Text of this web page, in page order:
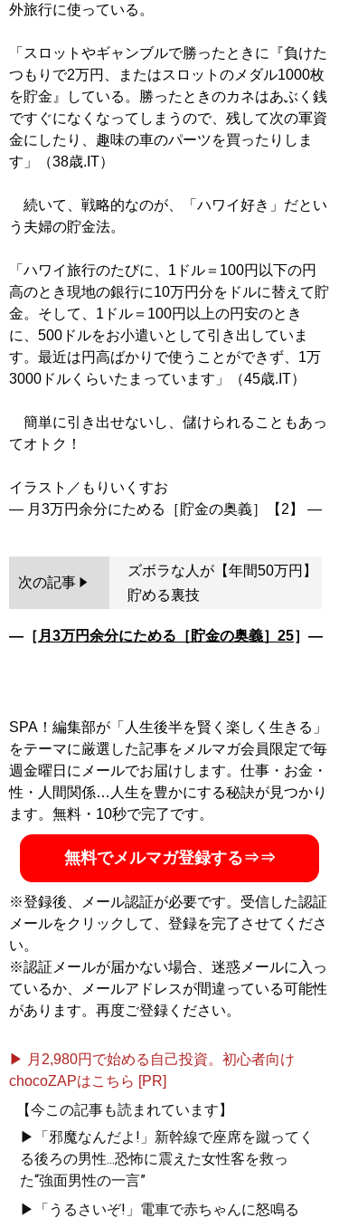
外旅行に使っている。
「スロットやギャンブルで勝ったときに『負けた
つもりで2万円、またはスロットのメダル1000枚
を貯金』している。勝ったときのカネはあぶく銭
ですぐになくなってしまうので、残して次の軍資
金にしたり、趣味の車のパーツを買ったりしま
す」（38歳.IT）
続いて、戦略的なのが、「ハワイ好き」だとい
う夫婦の貯金法。
「ハワイ旅行のたびに、1ドル＝100円以下の円
高のとき現地の銀行に10万円分をドルに替えて貯
金。そして、1ドル＝100円以上の円安のとき
に、500ドルをお小遣いとして引き出していま
す。最近は円高ばかりで使うことができず、1万
3000ドルくらいたまっています」（45歳.IT）
簡単に引き出せないし、儲けられることもあっ
てオトク！
イラスト／もりいくすお
次の記事
ズボラな人が【年間50万円】
貯める裏技
―［ 月3万円余分にためる［貯金の奥義］25］―
SPA！編集部が「人生後半を賢く楽しく生きる」
をテーマに厳選した記事をメルマガ会員限定で毎
週金曜日にメールでお届けします。仕事・お金・
性・人間関係…人生を豊かにする秘訣が見つかり
ます。無料・10秒で完了です。
無料でメルマガ登録する⇒⇒
※登録後、メール認証が必要です。受信した認証
メールをクリックして、登録を完了させてくださ
い。
※認証メールが届かない場合、迷惑メールに入っ
ているか、メールアドレスが間違っている可能性
があります。再度ご登録ください。
▶ 月2,980円で始める自己投資。初心者向け
chocoZAPはこちら [PR]
【今この記事も読まれています】
▶「邪魔なんだよ!」新幹線で座席を蹴ってく
る後ろの男性...恐怖に震えた女性客を救っ
た“強面男性の一言”
▶「うるさいぞ!」電車で赤ちゃんに怒鳴る